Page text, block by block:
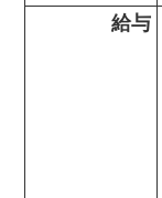
給与